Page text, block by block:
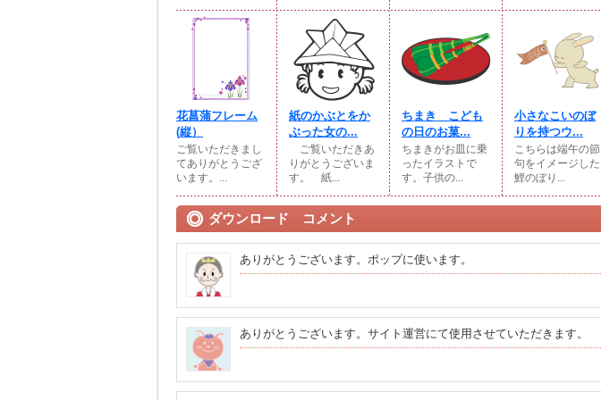
花菖蒲フレーム
(縦）
ご覧いただきまし
てありがとうござ
います。...
紙のかぶとをか
ぶった女の...
ご覧いただきあ
りがとうございま
す。 紙...
ちまき こども
の日のお菓...
ちまきがお皿に乗
ったイラストで
す。子供の...
小さなこいのぼ
りを持つウ...
こちらは端午の節
句をイメージした
鯉のぼり...
ダウンロード コメント
ありがとうございます。ポップに使います。
ありがとうございます。サイト運営にて使用させていただきます。